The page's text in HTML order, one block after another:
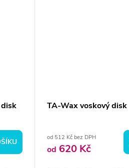
TA-Wax voskový disk
od 512 Kč bez DPH
od 620 Kč